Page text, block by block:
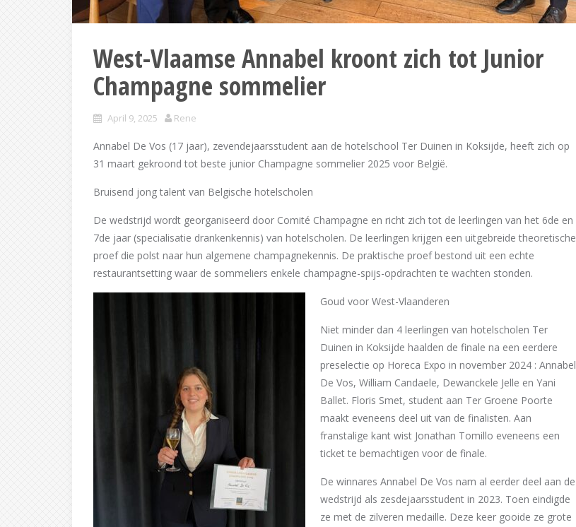
West-Vlaamse Annabel kroont zich tot Junior
Champagne sommelier
April 9, 2025 Rene
Annabel De Vos (17 jaar), zevendejaarsstudent aan de hotelschool Ter Duinen in Koksijde, heeft zich op
31 maart gekroond tot beste junior Champagne sommelier 2025 voor België.
Bruisend jong talent van Belgische hotelscholen
De wedstrijd wordt georganiseerd door Comité Champagne en richt zich tot de leerlingen van het 6de en
7de jaar (specialisatie drankenkennis) van hotelscholen. De leerlingen krijgen een uitgebreide theoretische
proef die polst naar hun algemene champagnekennis. De praktische proef bestond uit een echte
restaurantsetting waar de sommeliers enkele champagne-spijs-opdrachten te wachten stonden.
Goud voor West-Vlaanderen
Niet minder dan 4 leerlingen van hotelscholen Ter
Duinen in Koksijde haalden de finale na een eerdere
preselectie op Horeca Expo in november 2024 : Annabel
De Vos, William Candaele, Dewanckele Jelle en Yani
Ballet. Floris Smet, student aan Ter Groene Poorte
maakt eveneens deel uit van de finalisten. Aan
franstalige kant wist Jonathan Tomillo eveneens een
ticket te bemachtigen voor de finale.
De winnares Annabel De Vos nam al eerder deel aan de
wedstrijd als zesdejaarsstudent in 2023. Toen eindigde
ze met de zilveren medaille. Deze keer gooide ze grote